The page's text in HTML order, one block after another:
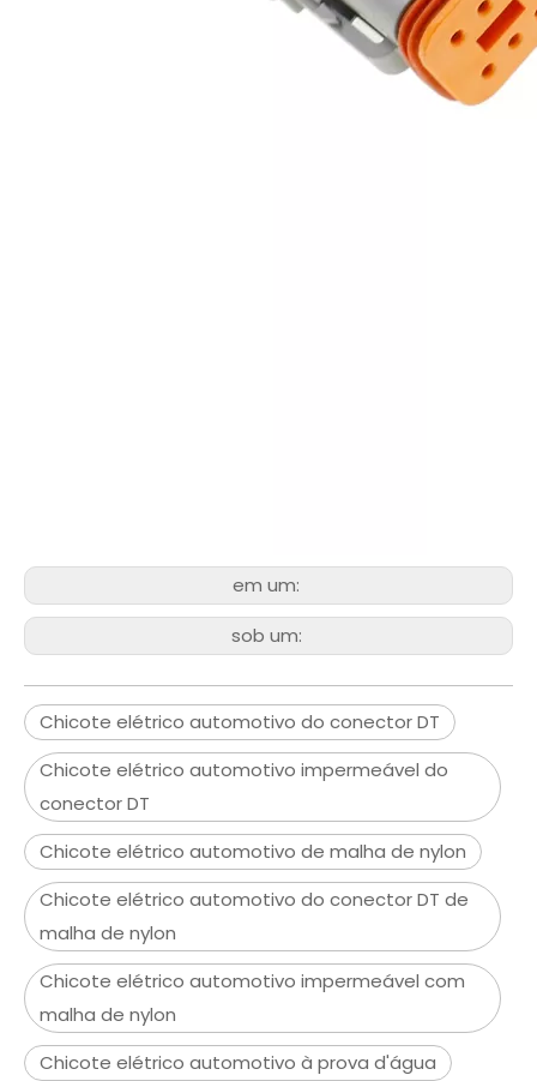
em um:
sob um:
Chicote elétrico automotivo do conector DT
Chicote elétrico automotivo impermeável do
conector DT
Chicote elétrico automotivo de malha de nylon
Chicote elétrico automotivo do conector DT de
malha de nylon
Chicote elétrico automotivo impermeável com
malha de nylon
Chicote elétrico automotivo à prova d'água